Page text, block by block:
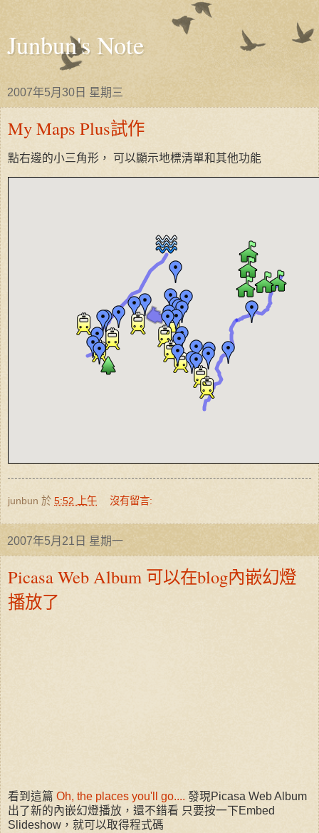
Junbun's Note
2007年5月30日 星期三
My Maps Plus試作
點右邊的小三角形， 可以顯示地標清單和其他功能
junbun 於 5:52 上午 沒有留言:
2007年5月21日 星期一
Picasa Web Album 可以在blog內嵌幻燈
播放了
看到這篇 Oh, the places you'll go.... 發現Picasa Web Album
出了新的內嵌幻燈播放，還不錯看 只要按一下Embed
Slideshow，就可以取得程式碼